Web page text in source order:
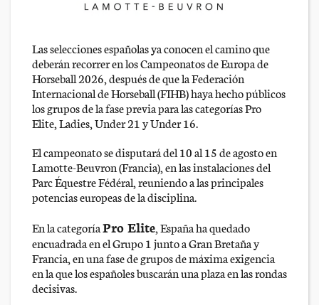
Las selecciones españolas ya conocen el camino que
deberán recorrer en los Campeonatos de Europa de
Horseball 2026, después de que la Federación
Internacional de Horseball (FIHB) haya hecho públicos
los grupos de la fase previa para las categorías Pro
Elite, Ladies, Under 21 y Under 16.
El campeonato se disputará del 10 al 15 de agosto en
Lamotte-Beuvron (Francia), en las instalaciones del
Parc Équestre Fédéral, reuniendo a las principales
potencias europeas de la disciplina.
En la categoríaPro Elite, España ha quedado
encuadrada en el Grupo 1 junto a Gran Bretaña y
Francia, en una fase de grupos de máxima exigencia
en la que los españoles buscarán una plaza en las rondas
decisivas.